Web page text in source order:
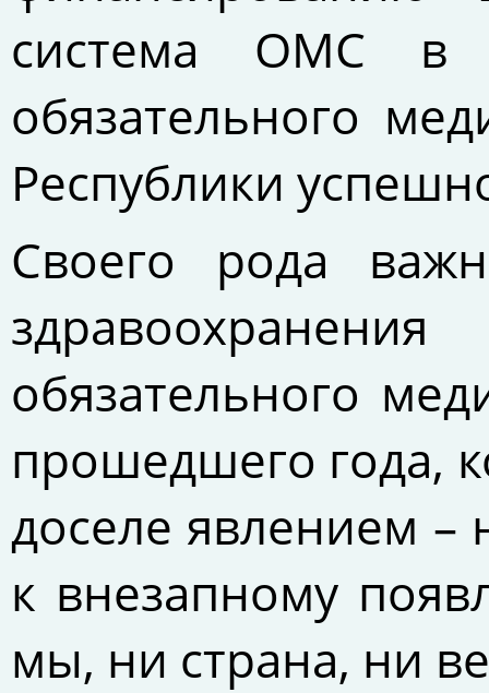
система ОМС в
обязательного
Республики
Своего рода
обязательного
прошедшего года,
доселе явлением
к внезапному
мы, ни страна, ни